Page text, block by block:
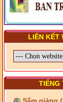
VIÊN -
ĐỜI, BẢN
NĂNG VÀ
NƯỚC
LIÊN KẾT
TIẾNG